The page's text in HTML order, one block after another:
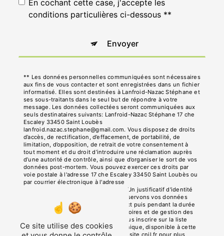
En cochant cette case, j'accepte les
conditions particulières ci-dessous **
Envoyer
** Les données personnelles communiquées sont nécessaires
aux fins de vous contacter et sont enregistrées dans un fichier
informatisé. Elles sont destinées à Lanfroid-Nazac Stéphane et
ses sous-traitants dans le seul but de répondre à votre
message. Les données collectées seront communiquées aux
seuls destinataires suivants: Lanfroid-Nazac Stéphane 17 che
Escaley 33450 Saint Loubès
lanfroid.nazac.stephane@gmail.com. Vous disposez de droits
d’accès, de rectification, d’effacement, de portabilité, de
limitation, d’opposition, de retrait de votre consentement à
tout moment et du droit d’introduire une réclamation auprès
d’une autorité de contrôle, ainsi que d’organiser le sort de vos
données post-mortem. Vous pouvez exercer ces droits par
voie postale à l'adresse 17 che Escaley 33450 Saint Loubès ou
par courrier électronique à l'adresse
lanfroid.nazac.stephane@gmail.com. Un justificatif d'identité
pourra vous être demandé. Nous conservons vos données
pendant la période de prise de contact puis pendant la durée
de prescription légale aux fins probatoires et de gestion des
contentieux. Vous avez le droit de vous inscrire sur la liste
d'opposition au démarchage téléphonique, disponible à cette
adresse:
Bloctel.gouv.fr. Consultez le site cnil.fr pour plus
Ce site utilise des cookies